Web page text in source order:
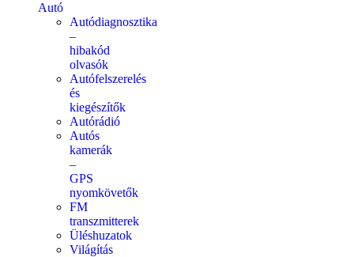
Autó
Autódiagnosztika
–
hibakód
olvasók
Autófelszerelés
és
kiegészítők
Autórádió
Autós
kamerák
–
GPS
nyomkövetők
FM
transzmitterek
Üléshuzatok
Világítás